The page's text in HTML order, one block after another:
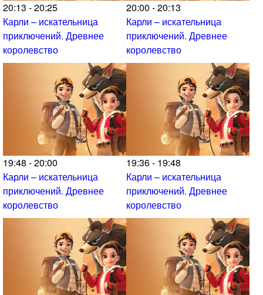
20:13 - 20:25
Карли – искательница
приключений. Древнее
королевство
20:00 - 20:13
Карли – искательница
приключений. Древнее
королевство
19:48 - 20:00
Карли – искательница
приключений. Древнее
королевство
19:36 - 19:48
Карли – искательница
приключений. Древнее
королевство